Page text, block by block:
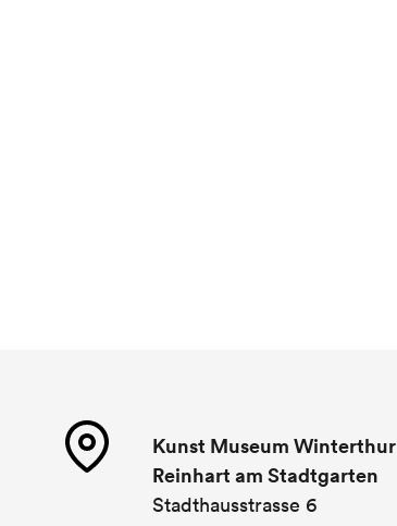
Kunst Museum Winterthur
Reinhart am Stadtgarten
Stadthausstrasse 6